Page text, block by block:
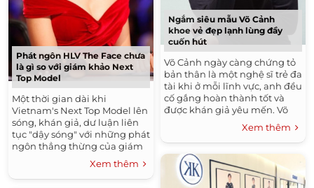
Phát ngôn HLV The Face chưa
là gì so với giám khảo Next
Top Model
Một thời gian dài khi
Vietnam's Next Top Model lên
sóng, khán giả, dư luận liên
tục "dậy sóng" với những phát
ngôn thẳng thừng của giám
khảo Được mua bản quyền
chính thức về Việt Nam từ
năm 2010,...
Xem thêm
Ngắm siêu mẫu Võ Cảnh
khoe vẻ đẹp lạnh lùng đầy
cuốn hút
Võ Cảnh ngày càng chứng tỏ
bản thân là một nghệ sĩ trẻ đa
tài khi ở mỗi lĩnh vực, anh đều
cố gắng hoàn thành tốt và
được khán giả yêu mến. Võ
Cảnh là cái tên không còn
Xem thêm